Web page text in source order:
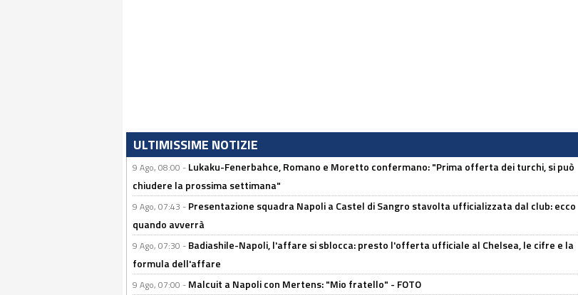
ULTIMISSIME NOTIZIE
9 Ago, 08:00 - Lukaku-Fenerbahce, Romano e Moretto confermano: "Prima offerta dei turchi, si può
chiudere la prossima settimana"
9 Ago, 07:43 - Presentazione squadra Napoli a Castel di Sangro stavolta ufficializzata dal club: ecco
quando avverrà
9 Ago, 07:30 - Badiashile-Napoli, l'affare si sblocca: presto l'offerta ufficiale al Chelsea, le cifre e la
formula dell'affare
9 Ago, 07:00 - Malcuit a Napoli con Mertens: "Mio fratello" - FOTO